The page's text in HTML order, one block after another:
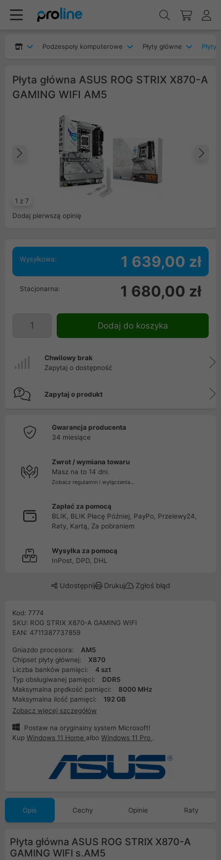
Podzespoły komputerowe Płyty główne Płyty
Płyta główna ASUS ROG STRIX X870-A
GAMING WIFI AM5
1 z 7
Poprzedni
Dodaj pierwszą opinię
Wysyłkowa: 1 639,00 zł
Stacjonarna: 1 680,00 zł
Dodaj do koszyka
Chwilowy brak
Zapytaj o dostępność
Zapytaj o produkt
Gwarancja producenta
34 miesiące
Zwrot / wymiana towaru
Masz na to 14 dni.
Zobacz regulamin i wyłączenia...
Zapłać za pomocą
BLIK, BLIK Płacę Później, PayPo, Przelewy24,
Raty, Kartą, Za pobraniem
Wysyłka za pomocą
InPost, DPD, DHL
Udostępnij Drukuj Zgłoś błąd
Kod: 7774
SKU: ROG STRIX X870-A GAMING WIFI
EAN: 4711387737859
Gniazdo procesora:
AM5
Chipset płyty głównej:
X870
Liczba banków pamięci:
4 szt
Typ obsługiwanej pamięci:
DDR5
Maksymalna prędkość pamięci:
8000 MHz
Maksymalna ilość pamięci:
192 GB
Zobacz więcej szczegółów
Postaw na oryginalny system Microsoft!
Kup Windows 11 Home albo Windows 11 Pro .
Opis Cechy Opinie Raty
Płyta główna ASUS ROG STRIX X870-A
GAMING WIFI s.AM5